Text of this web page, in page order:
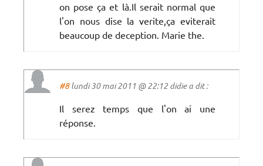
on pose ça et là.Il serait normal que
l'on nous dise la verite,ça eviterait
beaucoup de deception. Marie the.
#8lundi 30 mai 2011 @ 22:12 didie a dit :
Il serez temps que l'on ai une
réponse.